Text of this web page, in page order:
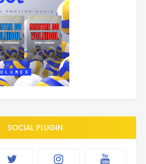
SOCIAL PLUGIN